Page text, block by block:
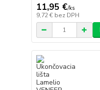
11,95 €/ks
9,72 € bez DPH